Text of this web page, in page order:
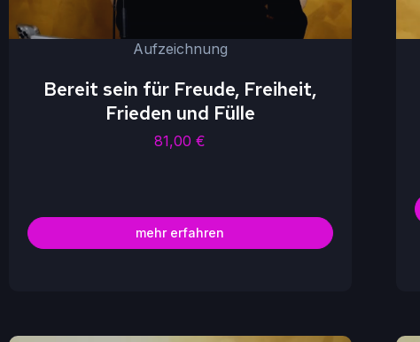
Aufzeichnung
Bereit sein für Freude, Freiheit,
Frieden und Fülle
81,00€
mehr erfahren